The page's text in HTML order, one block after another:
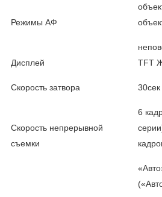
Режимы АФ
Дисплей
TFT
Скорость затвора
Скорость непрерывной
съемки
6